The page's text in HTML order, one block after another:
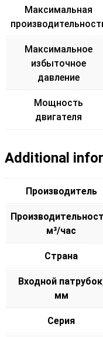
Максимальная
Максимальное
избыточное
давление
Мощность
двигателя
Additional
Производитель
м³/час
Страна
Входной
мм
Серия